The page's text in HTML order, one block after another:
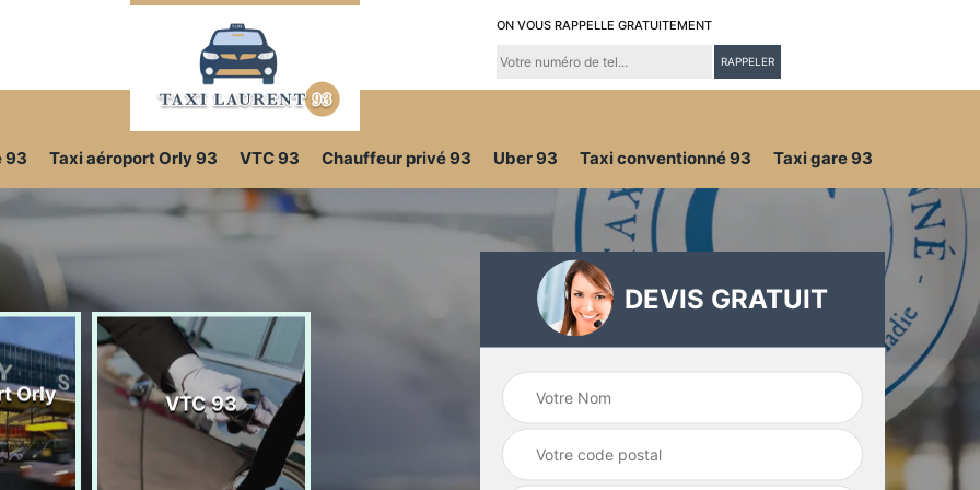
ON VOUS RAPPELLE GRATUITEMENT
93 Taxi aéroport Orly 93 VTC 93 Chauffeur privé 93 Uber 93 Taxi conventionné 93 Taxi gare 93
Orly
VTC 93 Chauffeur privé 93
Taxi conventionné
93
DEVIS GRATUIT